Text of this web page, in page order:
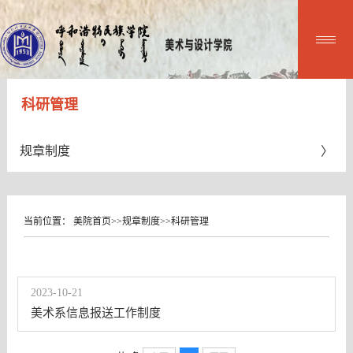
科研管理
规章制度
当前位置：美院首页>>规章制度>>科研管理
2023-10-21
美术系信息报送工作制度